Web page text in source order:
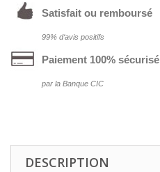
Satisfait ou remboursé
99% d‘avis positifs
Paiement 100% sécurisé
par la Banque CIC
DESCRIPTION